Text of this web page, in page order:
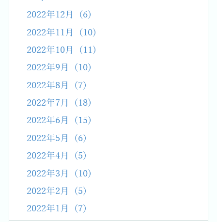
2022年12月 (6)
2022年11月 (10)
2022年10月 (11)
2022年9月 (10)
2022年8月 (7)
2022年7月 (18)
2022年6月 (15)
2022年5月 (6)
2022年4月 (5)
2022年3月 (10)
2022年2月 (5)
2022年1月 (7)